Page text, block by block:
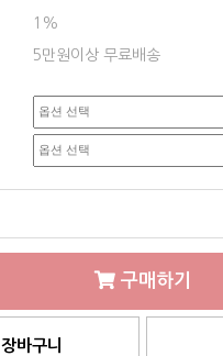
1%
5만원이상 무료배송
구매하기
장바구니